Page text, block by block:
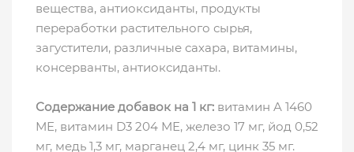
вещества, антиоксиданты, продукты
переработки растительного сырья,
загустители, различные сахара, витамины,
консерванты, антиоксиданты.
Содержание добавок на 1 кг: витамин A 1460
МЕ, витамин D3 204 МЕ, железо 17 мг, йод 0,52
мг, медь 1,3 мг, марганец 2,4 мг, цинк 35 мг.